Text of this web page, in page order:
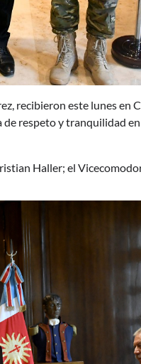
recibieron este lunes en
respeto y tranquilidad
Haller; el